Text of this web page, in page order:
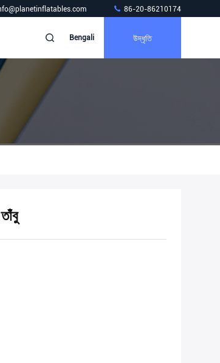
86-20-86210174
Bengali উদ্ধৃতি